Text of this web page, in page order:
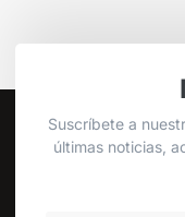
Suscríbete a
últimas noticias,